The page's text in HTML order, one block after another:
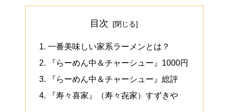
目次
一番美味しい家系ラーメンとは？
『らーめん中＆チャーシュー』1000円
『らーめん中＆チャーシュー』総評
『寿々喜家』（寿々㐂家）すずきや